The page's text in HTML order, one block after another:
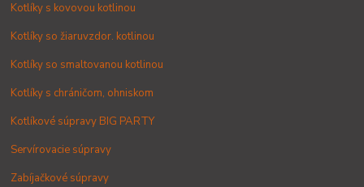
Kotlíky s kovovou kotlinou
Kotlíky so žiaruvzdor. kotlinou
Kotlíky so smaltovanou kotlinou
Kotlíky s chráničom, ohniskom
Kotlíkové súpravy BIG PARTY
Servírovacie súpravy
Zabíjačkové súpravy